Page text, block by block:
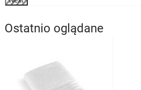
Ostatnio oglądane